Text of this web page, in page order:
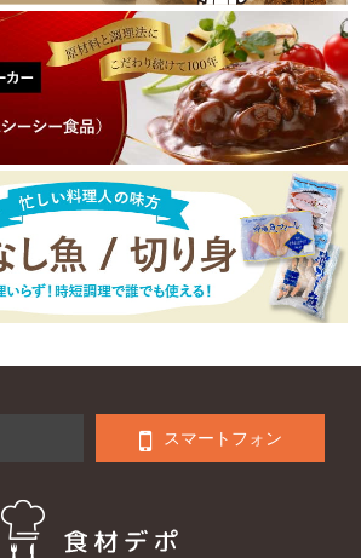
スマートフォン